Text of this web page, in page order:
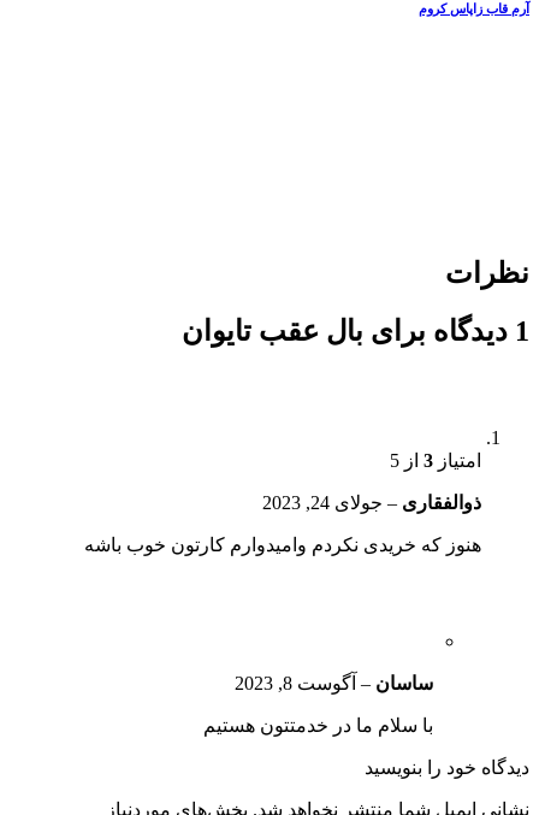
آرم قاب زاپاس کروم
نظرات
1 دیدگاه برای
بال عقب تایوان
امتیاز 3 از 5
ذوالفقاری – جولای 24, 2023
هنوز که خریدی نکردم وامیدوارم کارتون خوب باشه
ساسان – آگوست 8, 2023
با سلام ما در خدمتتون هستیم
دیدگاه خود را بنویسید
نشانی ایمیل شما منتشر نخواهد شد. بخش‌های موردنیاز